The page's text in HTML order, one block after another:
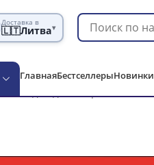
Доставка в
🇱🇹Литва▾
ГлавнаяБестселлерыНовинки